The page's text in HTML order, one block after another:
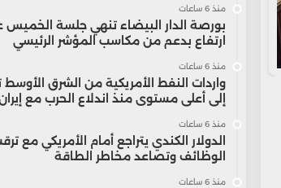
منذ 6 ساعات
بورصة الدار البيضاء تنهي جلسة الخميس
ارتفاع بدعم من مكاسب المؤشر الرئيسي
منذ 6 ساعات
واردات النفط الأمريكية من الشرق
إلى أعلى مستوى منذ اندلاع الحرب مع
منذ 6 ساعات
الدولار الكندي يتراجع أمام الأمريكي مع
الوظائف وتصاعد مخاطر الطاقة
منذ 6 ساعات